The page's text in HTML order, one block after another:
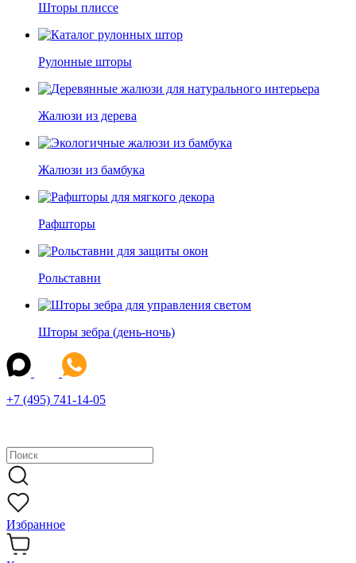
Шторы плиссе
Рулонные шторы
Жалюзи из дерева
Жалюзи из бамбука
Рафшторы
Рольставни
Шторы зебра (день-ночь)
+7 (495) 741-14-05
Избранное